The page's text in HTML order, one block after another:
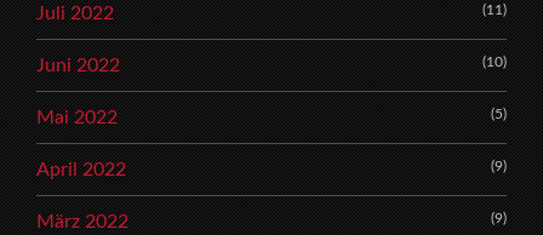
Juli 2022 (11)
Juni 2022 (10)
Mai 2022 (5)
April 2022 (9)
März 2022 (9)